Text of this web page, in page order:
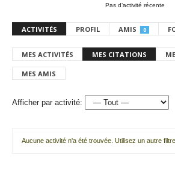
Pas d’activité récente
ACTIVITÉS PROFIL AMIS 0
MES ACTIVITÉS MES CITATIONS
MES AMIS
Afficher par activité:
Aucune activité n'a été trouvée. Utilisez un autre